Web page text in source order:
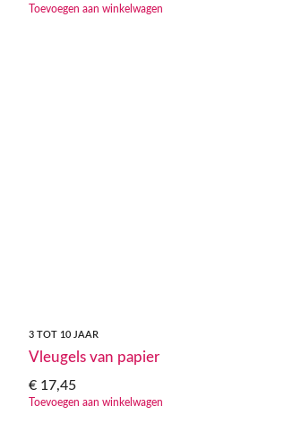
Toevoegen aan winkelwagen
3 TOT 10 JAAR
Vleugels van papier
€ 17,45
Toevoegen aan winkelwagen